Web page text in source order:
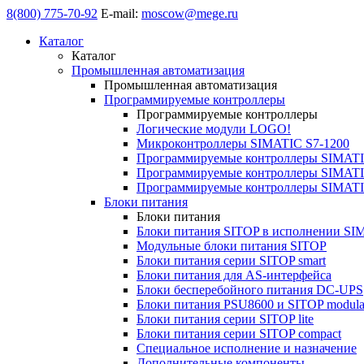
8(800) 775-70-92 E-mail: moscow@mege.ru
Каталог
Каталог
Промышленная автоматизация
Промышленная автоматизация
Программируемые контроллеры
Программируемые контроллеры
Логические модули LOGO!
Микроконтроллеры SIMATIC S7-1200
Программируемые контроллеры
Программируемые контроллеры
Программируемые контроллеры
Блоки питания
Блоки питания
Блоки питания SITOP в исполнении
Модульные блоки питания SITOP
Блоки питания серии SITOP smart
Блоки питания для AS-интерфейса
Блоки бесперебойного питания DC-UPS
Блоки питания PSU8600 и SITOP
Блоки питания серии SITOP lite
Блоки питания серии SITOP compact
Специальное исполнение и назначение